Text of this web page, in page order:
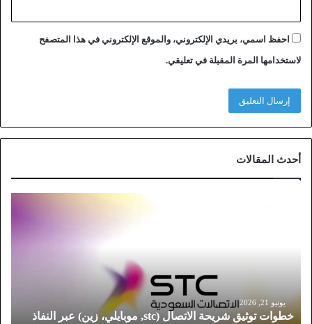
احفظ اسمي، بريدي الإلكتروني، والموقع الإلكتروني في هذا المتصفح
لاستخدامها المرة المقبلة في تعليقي.
أحدث المقالات
يونيو 21, 2026
خطوات توثيق شريحة الاتصال (stc, موبايلي، زين) عبر النفاذ